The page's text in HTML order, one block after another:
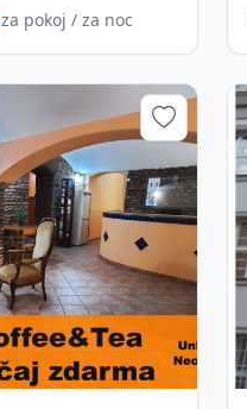
za pokoj / za noc